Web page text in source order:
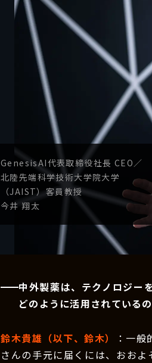
GenesisAI代表取締役社長 CEO／
北陸先端科学技術大学院大学
（JAIST）客員教授
今井 翔太
中外製薬は、テクノロジー
どのように活用されているの
鈴木貴雄（以下、鈴木）
：一
さんの手元に届くには、おお